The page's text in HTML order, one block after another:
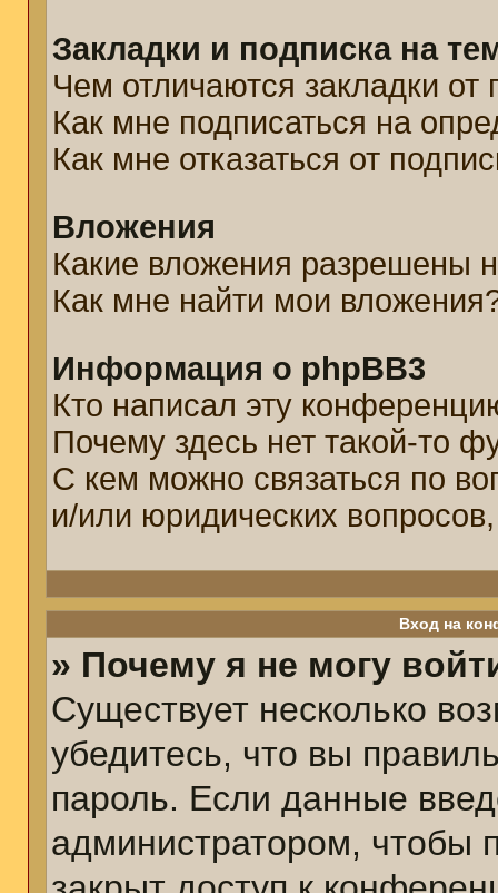
Закладки и подписка на
Чем отличаются закладки от
Как мне подписаться на
Как мне отказаться от
Вложения
Какие вложения разрешены
Как мне найти мои
Информация о phpBB3
Кто написал эту
Почему здесь нет такой-то
С кем можно связаться по
и/или юридических
Вход на
» Почему я не могу
Существует несколько
убедитесь, что вы
пароль. Если данные
администратором, чтобы